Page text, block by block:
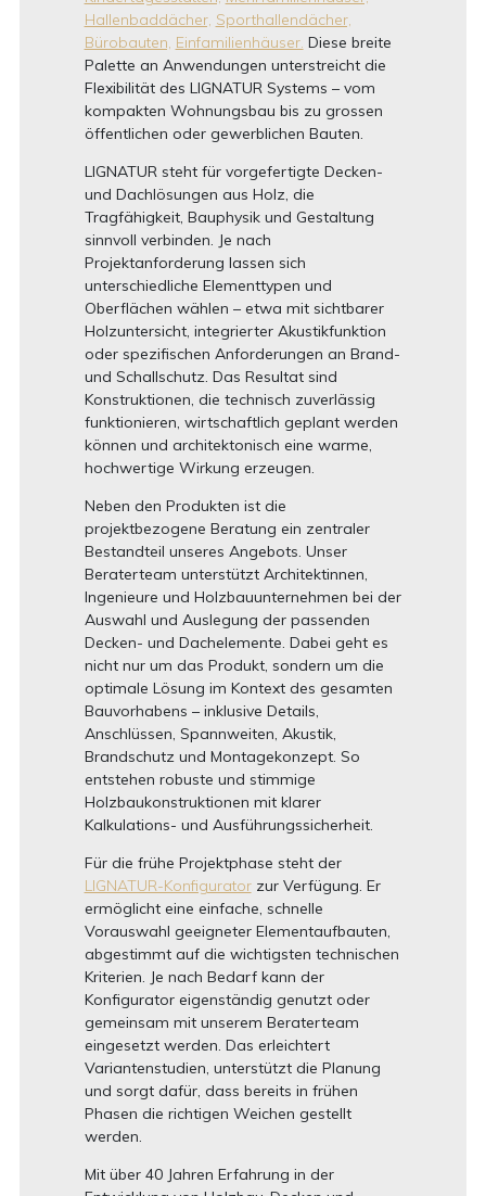
Hallenbaddächer, Sporthallendächer,
Bürobauten, Einfamilienhäuser. Diese breite
Palette an Anwendungen unterstreicht die
Flexibilität des LIGNATUR Systems – vom
kompakten Wohnungsbau bis zu grossen
öffentlichen oder gewerblichen Bauten.
LIGNATUR steht für vorgefertigte Decken-
und Dachlösungen aus Holz, die
Tragfähigkeit, Bauphysik und Gestaltung
sinnvoll verbinden. Je nach
Projektanforderung lassen sich
unterschiedliche Elementtypen und
Oberflächen wählen – etwa mit sichtbarer
Holzuntersicht, integrierter Akustikfunktion
oder spezifischen Anforderungen an Brand-
und Schallschutz. Das Resultat sind
Konstruktionen, die technisch zuverlässig
funktionieren, wirtschaftlich geplant werden
können und architektonisch eine warme,
hochwertige Wirkung erzeugen.
Neben den Produkten ist die
projektbezogene Beratung ein zentraler
Bestandteil unseres Angebots. Unser
Beraterteam unterstützt Architektinnen,
Ingenieure und Holzbauunternehmen bei der
Auswahl und Auslegung der passenden
Decken- und Dachelemente. Dabei geht es
nicht nur um das Produkt, sondern um die
optimale Lösung im Kontext des gesamten
Bauvorhabens – inklusive Details,
Anschlüssen, Spannweiten, Akustik,
Brandschutz und Montagekonzept. So
entstehen robuste und stimmige
Holzbaukonstruktionen mit klarer
Kalkulations- und Ausführungssicherheit.
Für die frühe Projektphase steht der
LIGNATUR-Konfiguratorzur Verfügung. Er
ermöglicht eine einfache, schnelle
Vorauswahl geeigneter Elementaufbauten,
abgestimmt auf die wichtigsten technischen
Kriterien. Je nach Bedarf kann der
Konfigurator eigenständig genutzt oder
gemeinsam mit unserem Beraterteam
eingesetzt werden. Das erleichtert
Variantenstudien, unterstützt die Planung
und sorgt dafür, dass bereits in frühen
Phasen die richtigen Weichen gestellt
werden.
Mit über 40 Jahren Erfahrung in der